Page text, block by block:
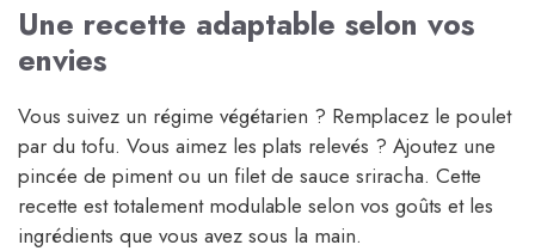
Une recette adaptable selon vos
envies
Vous suivez un régime végétarien ? Remplacez le poulet
par du tofu. Vous aimez les plats relevés ? Ajoutez une
pincée de piment ou un filet de sauce sriracha. Cette
recette est totalement modulable selon vos goûts et les
ingrédients que vous avez sous la main.